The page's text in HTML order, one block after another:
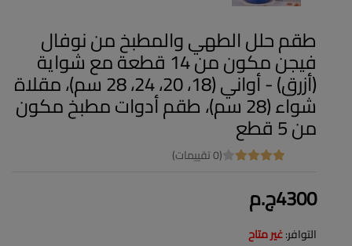
طقم حلل الطهي والمطبخ من نوفال
فيجن مكون من 14 قطعة مع شواية
(أزرق) - أواني (18، 20، 24، 28 سم)، مقلاة
شواء (28 سم)، طقم أدوات مطبخ مكون
من 5 قطع
(0 تقييمات)
4300ج.م
التوافر:غير متاح